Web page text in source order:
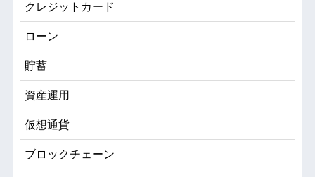
クレジットカード
ローン
貯蓄
資産運用
仮想通貨
ブロックチェーン